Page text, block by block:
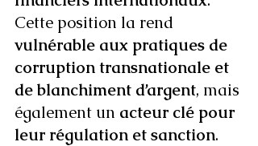
Cette position la rend
vulnérable aux pratiques de
corruption transnationale et
de blanchiment d’argent, mais
également un acteur clé pour
leur régulation et sanction.